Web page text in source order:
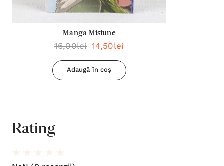
Manga Misiune
16,00lei 14,50lei
Adaugă în coș
Rating